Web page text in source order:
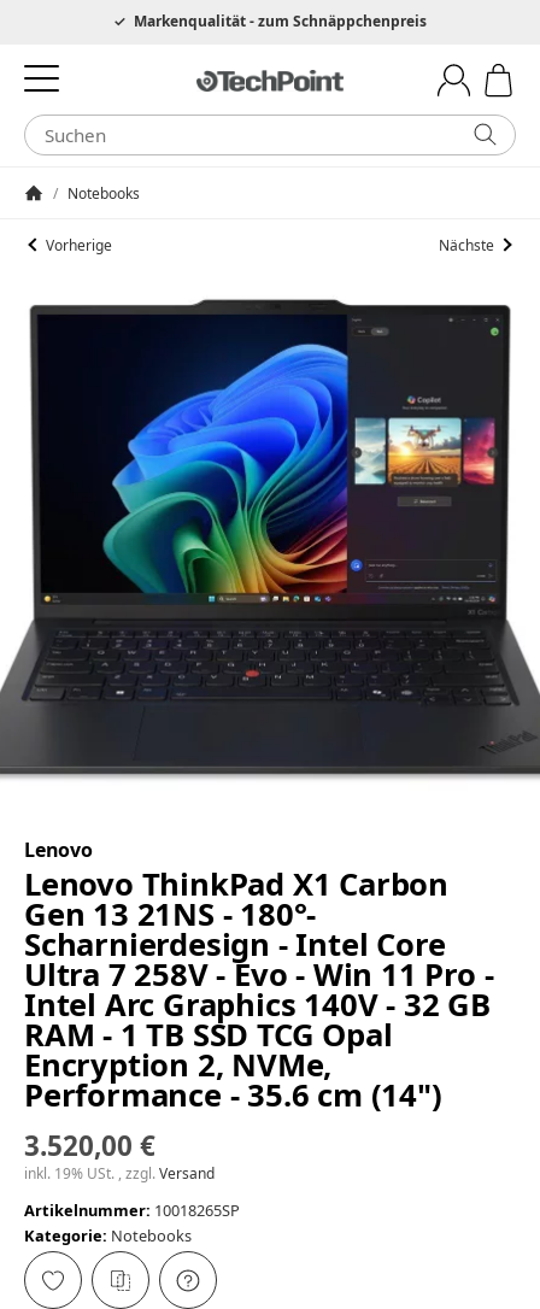
Hotline 0049 6205 3079975Markenqualität - zum Schnäppchenpreis
/ Notebooks
Vorherige Nächste
Lenovo
Lenovo ThinkPad X1 Carbon
Gen 13 21NS - 180°-
Scharnierdesign - Intel Core
Ultra 7 258V - Evo - Win 11 Pro -
Intel Arc Graphics 140V - 32 GB
RAM - 1 TB SSD TCG Opal
Encryption 2, NVMe,
Performance - 35.6 cm (14")
3.520,00 €
inkl. 19% USt. , zzgl.Versand
Artikelnummer: 10018265SP
Kategorie: Notebooks